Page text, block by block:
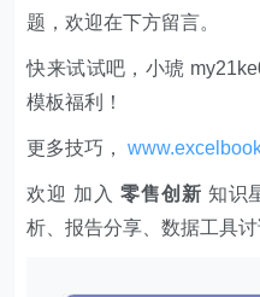
题，欢迎在下方留言。
快来试试吧，小琥
模板福利​​​​！
更多技巧，
欢迎 加入 零售创新 知识
析、报告分享、数据工具讨